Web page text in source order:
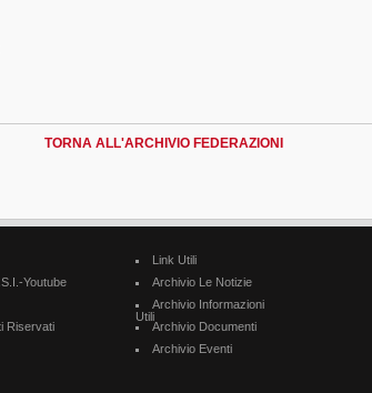
TORNA ALL'ARCHIVIO FEDERAZIONI
Youtube
Riservati
Link Utili
Archivio Le Notizie
Archivio Informazioni
Utili
Archivio Documenti
Archivio Eventi